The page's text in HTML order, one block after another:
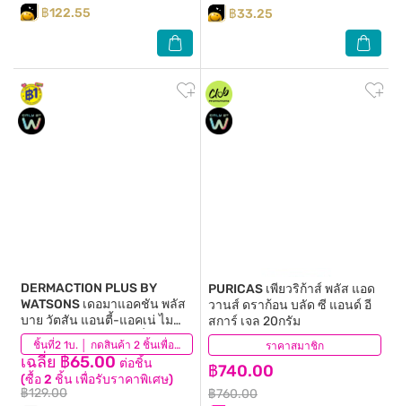
฿122.55
฿33.25
ชิ้นที่2 1บ. │ กดสินค้า 2 ชิ้นเพื่อรับโปรโมชันนี้
DERMACTION PLUS BY
WATSONS เดอมาแอคชัน พลัส
บาย วัตสัน แอนตี้-แอคเน่ ไม
เซลล่าร์ วอเตอร์ คลีนซิ่ง ไวพ์
20แผ่น.
เฉลี่ย ฿65.00 ต่อชิ้น
(ซื้อ 2 ชิ้น เพื่อรับราคาพิเศษ)
฿129.00
(1) ราคาสมาชิก
PURICAS เพียวริก้าส์ พลัส แอด
วานส์ ดราก้อน บลัด ซี แอนด์ อี
สการ์ เจล 20กรัม
฿740.00
฿760.00
(108)